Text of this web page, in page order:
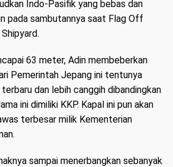
Indo-Pasifik yang bebas dan
pada sambutannya saat Flag Off
63 meter, Adin membeberkan
Pemerintah Jepang ini tentunya
dan lebih canggih dibandingkan
ini dimiliki KKP. Kapal ini pun akan
terbesar milik Kementerian
sampai menerbangkan sebanyak